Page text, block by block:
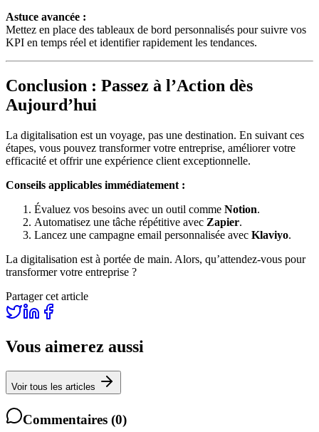
Astuce avancée :
Mettez en place des tableaux de bord personnalisés pour suivre vos
KPI en temps réel et identifier rapidement les tendances.
Conclusion : Passez à l’Action dès
Aujourd’hui
La digitalisation est un voyage, pas une destination. En suivant ces
étapes, vous pouvez transformer votre entreprise, améliorer votre
efficacité et offrir une expérience client exceptionnelle.
Conseils applicables immédiatement :
Évaluez vos besoins avec un outil comme Notion.
Automatisez une tâche répétitive avec Zapier.
Lancez une campagne email personnalisée avec Klaviyo.
La digitalisation est à portée de main. Alors, qu’attendez-vous pour
transformer votre entreprise ?
Partager cet article
Vous aimerez aussi
Voir tous les articles
Commentaires (0)